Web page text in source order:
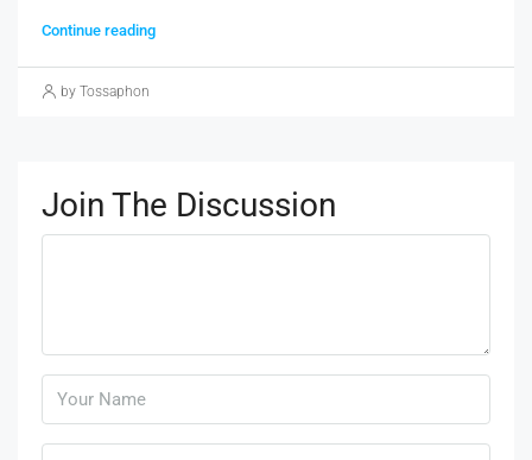
Continue reading
by Tossaphon
Join The Discussion